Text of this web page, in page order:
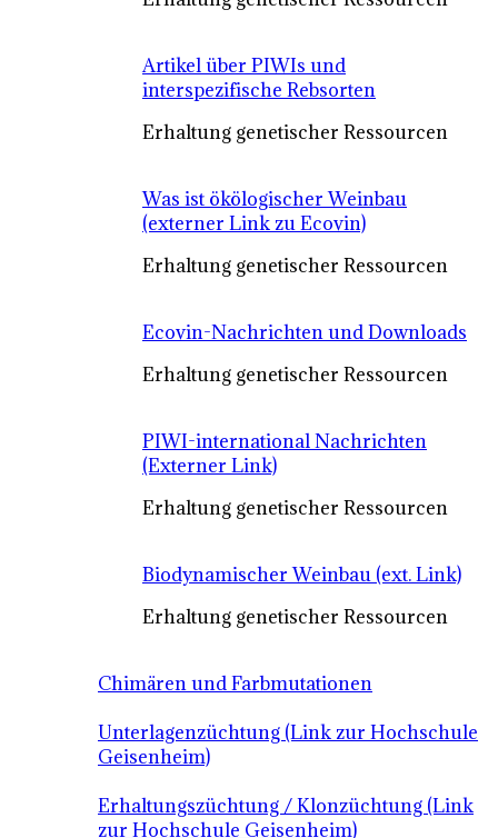
Artikel über PIWIs und
interspezifische Rebsorten
Erhaltung genetischer Ressourcen
Was ist ökölogischer Weinbau
(externer Link zu Ecovin)
Erhaltung genetischer Ressourcen
Ecovin-Nachrichten und Downloads
Erhaltung genetischer Ressourcen
PIWI-international Nachrichten
(Externer Link)
Erhaltung genetischer Ressourcen
Biodynamischer Weinbau (ext. Link)
Erhaltung genetischer Ressourcen
Chimären und Farbmutationen
Unterlagenzüchtung (Link zur Hochschule
Geisenheim)
Erhaltungszüchtung / Klonzüchtung (Link
zur Hochschule Geisenheim)